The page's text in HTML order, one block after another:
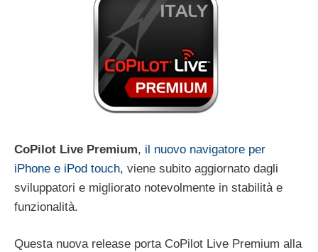
CoPilot Live Premium, il nuovo navigatore per
iPhone e iPod touch, viene subito aggiornato dagli
sviluppatori e migliorato notevolmente in stabilità e
funzionalità.
Questa nuova release porta CoPilot Live Premium alla